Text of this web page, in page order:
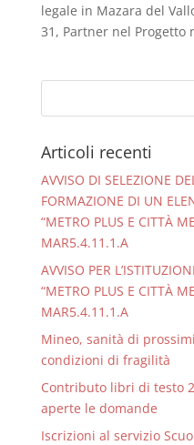
legale in Mazara del
31, Partner nel Progetto
Articoli recenti
AVVISO DI SELEZIONE
FORMAZIONE DI UN
“METRO PLUS E CITTÀ
MAR5.4.11.1.A
AVVISO PER
“METRO PLUS E CITTÀ
MAR5.4.11.1.A
Mineo, sanità di
condizioni di fragilità
Contributo libri di testo
aperte le domande
Iscrizioni al servizio